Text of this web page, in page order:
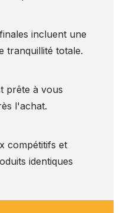
incluent une
tranquillité totale.
prête à vous
l'achat.
compétitifs et
identiques